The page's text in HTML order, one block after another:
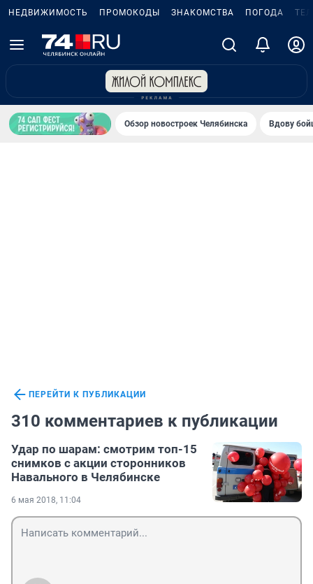
НЕДВИЖИМОСТЬ ПРОМОКОДЫ ЗНАКОМСТВА ПОГОДА
Обзор новостроек Челябинска Вдову
ПЕРЕЙТИ К ПУБЛИКАЦИИ
310 комментариев к публикации
Удар по шарам: смотрим топ-15
снимков с акции сторонников
Навального в Челябинске
6 мая 2018, 11:04